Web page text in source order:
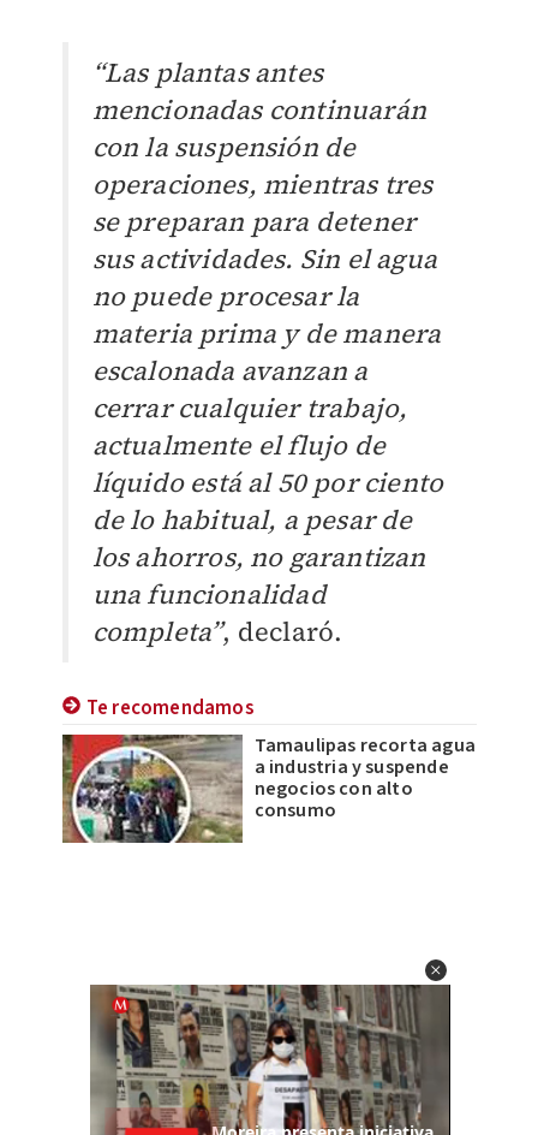
“Las plantas antes
mencionadas continuarán
con la suspensión de
operaciones, mientras tres
se preparan para detener
sus actividades. Sin el agua
no puede procesar la
materia prima y de manera
escalonada avanzan a
cerrar cualquier trabajo,
actualmente el flujo de
líquido está al 50 por ciento
de lo habitual, a pesar de
los ahorros, no garantizan
una funcionalidad
completa”, declaró.
Te recomendamos
Tamaulipas recorta agua
a industria y suspende
negocios con alto
consumo